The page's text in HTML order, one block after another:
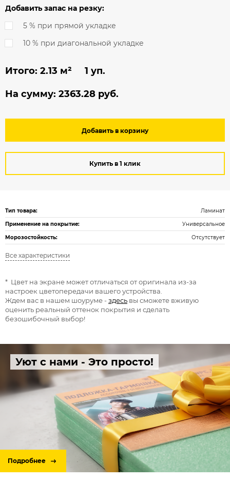
Добавить запас на резку:
5 % при прямой укладке
10 % при диагональной укладке
Итого: 2.13 м² 1 уп.
На сумму: 2363.28 руб.
Добавить в корзину
Купить в 1 клик
Тип товара:
Ламинат
Применение на покрытие:
Универсальное
Морозостойкость:
Отсутствует
Все характеристики
* Цвет на экране может отличаться от оригинала из-за
настроек цветопередачи вашего устройства.
Ждем вас в нашем шоуруме -здесь вы сможете вживую
оценить реальный оттенок покрытия и сделать
безошибочный выбор!
Уют с нами - Это просто!
Подробнее